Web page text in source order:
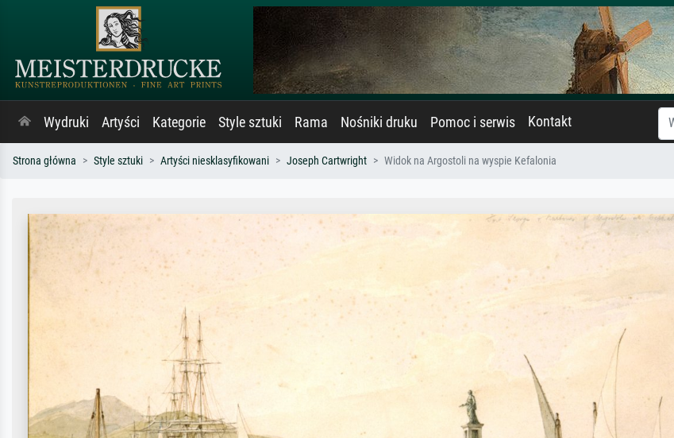
Wydruki Artyści Kategorie Style sztuki Rama Nośniki druku Pomoc i serwis Kontakt
Strona główna Style sztuki Artyści niesklasyfikowani Joseph Cartwright Widok na Argostoli na wyspie Kefalonia